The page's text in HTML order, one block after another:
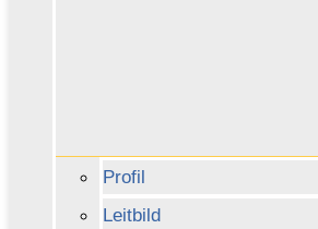
Profil
Leitbild